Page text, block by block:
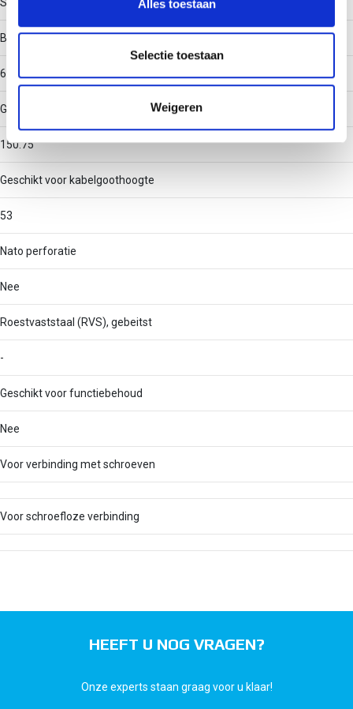
partners voor social media, adverteren en analyse. Deze
partners kunnen deze gegevens combineren met andere
informatie die u aan ze heeft verstrekt of die ze hebben
verzameld op basis van uw gebruik van hun services.
Alles toestaan
Selectie toestaan
Weigeren
Binnenstraal
60
Geschikt voor kabelgootbreedte
150.75
Geschikt voor kabelgoothoogte
53
Nato perforatie
Nee
Roestvaststaal (RVS), gebeitst
-
Geschikt voor functiebehoud
Nee
Voor verbinding met schroeven
Voor schroefloze verbinding
HEEFT U NOG VRAGEN?
Onze experts staan graag voor u klaar!